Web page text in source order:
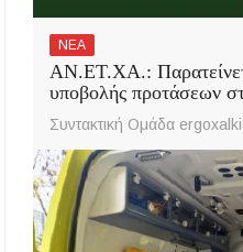
ΝΕΑ
ΑΝ.ΕΤ.ΧΑ.:
υποβολής προτάσεων
Συντακτική Ομάδα